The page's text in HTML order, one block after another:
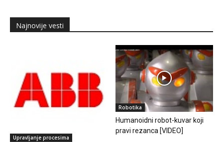
Najnovije vesti
Upravljanje procesima
Robotika
Humanoidni robot-kuvar koji
pravi rezanca [VIDEO]